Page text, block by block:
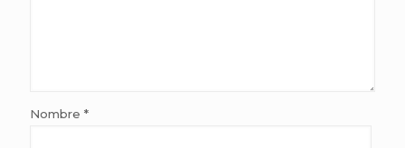
Nombre *